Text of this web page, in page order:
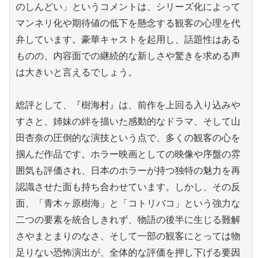
のしんどい」というコメントは、シリーズ化によって
マンネリ化や期待値の低下を懸念する観客の心理を代
弁しています。豪華キャストを起用し、話題性はある
ものの、内容面での継続的な新しさや驚きを求める声
は大きいと言えるでしょう。
総評として、『樹海村』は、前作を上回る入り込みや
すさと、姉妹の絆を描いた感動的なドラマ、そして山
田杏奈の圧倒的な演技という点で、多くの観客の心を
掴んだ作品です。ホラー映画としての映像や序盤の雰
囲気も評価され、日本のホラーが持つ独特の魅力を再
認識させた面も持ち合わせています。しかし、その反
面、「青木ヶ原樹海」と「コトリバコ」という強力な
二つの要素を統合しきれず、物語の後半に生じる難解
さやまとまりのなさ、そして一部の観客にとっては物
足りない恐怖演出が、全体的な評価を押し下げる要因